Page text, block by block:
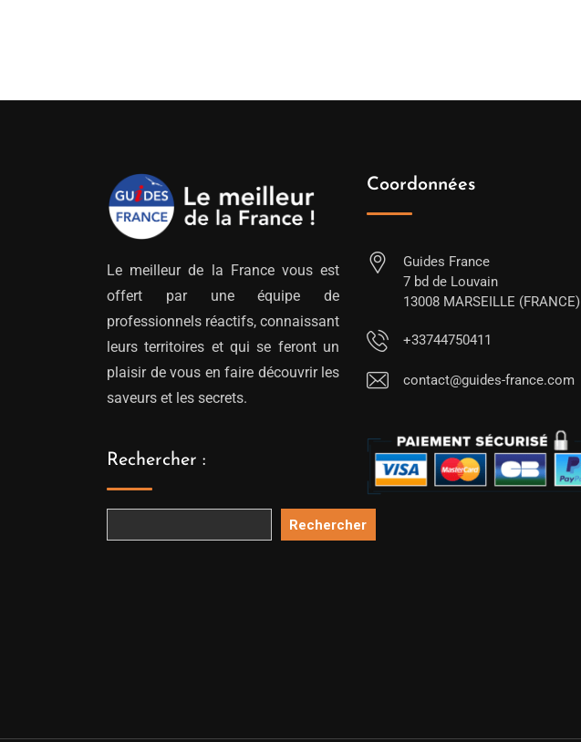
Le meilleur de la France vous est
offert par une équipe de
professionnels réactifs, connaissant
leurs territoires et qui se feront un
plaisir de vous en faire découvrir les
saveurs et les secrets.
Rechercher :
Rechercher
Coordonnées
Guides France
7 bd de Louvain
13008 MARSEILLE (FRANCE)
+33744750411
contact@guides-france.com